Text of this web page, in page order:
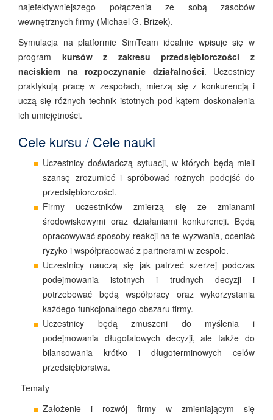
najefektywniejszego połączenia ze sobą zasobów
wewnętrznych firmy (Michael G. Brizek).
Symulacja na platformie SimTeam idealnie wpisuje się w
program kursów z zakresu przedsiębiorczości
z
naciskiem na rozpoczynanie działalności. Uczestnicy
praktykują pracę w zespołach, mierzą się z konkurencją i
uczą się różnych technik istotnych pod kątem doskonalenia
ich umiejętności.
Cele kursu / Cele nauki
Uczestnicy doświadczą sytuacji, w których będą mieli
szansę zrozumieć i spróbować rożnych podejść do
przedsiębiorczości.
Firmy uczestników zmierzą się ze zmianami
środowiskowymi oraz działaniami konkurencji. Będą
opracowywać sposoby reakcji na te wyzwania, oceniać
ryzyko i współpracować z partnerami w zespole.
Uczestnicy nauczą się jak patrzeć szerzej podczas
podejmowania istotnych i trudnych decyzji i
potrzebować będą współpracy oraz wykorzystania
każdego funkcjonalnego obszaru firmy.
Uczestnicy będą zmuszeni do myślenia i
podejmowania długofalowych decyzji, ale także do
bilansowania krótko i długoterminowych celów
przedsiębiorstwa.
Tematy
Założenie i rozwój firmy w zmieniającym się